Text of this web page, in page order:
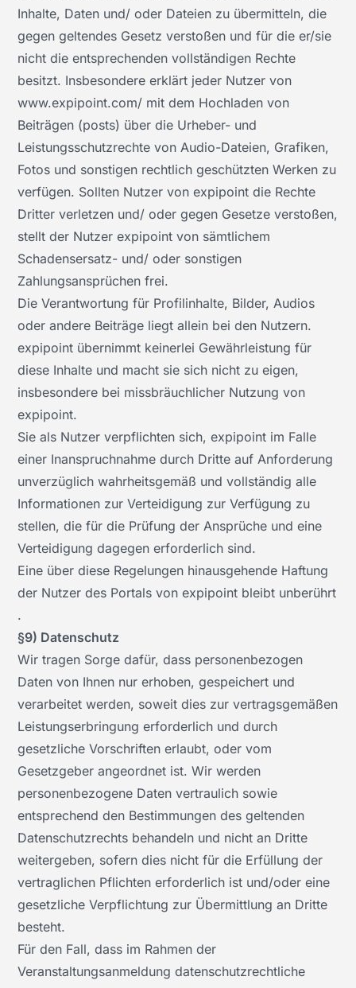
Inhalte, Daten und/ oder Dateien zu übermitteln, die
gegen geltendes Gesetz verstoßen und für die er/sie
nicht die entsprechenden vollständigen Rechte
besitzt. Insbesondere erklärt jeder Nutzer von
www.expipoint.com/ mit dem Hochladen von
Beiträgen (posts) über die Urheber- und
Leistungsschutzrechte von Audio-Dateien, Grafiken,
Fotos und sonstigen rechtlich geschützten Werken zu
verfügen. Sollten Nutzer von expipoint die Rechte
Dritter verletzen und/ oder gegen Gesetze verstoßen,
stellt der Nutzer expipoint von sämtlichem
Schadensersatz- und/ oder sonstigen
Zahlungsansprüchen frei.
Die Verantwortung für Profilinhalte, Bilder, Audios
oder andere Beiträge liegt allein bei den Nutzern.
expipoint übernimmt keinerlei Gewährleistung für
diese Inhalte und macht sie sich nicht zu eigen,
insbesondere bei missbräuchlicher Nutzung von
expipoint.
Sie als Nutzer verpflichten sich, expipoint im Falle
einer Inanspruchnahme durch Dritte auf Anforderung
unverzüglich wahrheitsgemäß und vollständig alle
Informationen zur Verteidigung zur Verfügung zu
stellen, die für die Prüfung der Ansprüche und eine
Verteidigung dagegen erforderlich sind.
Eine über diese Regelungen hinausgehende Haftung
der Nutzer des Portals von expipoint bleibt unberührt
.
§9) Datenschutz
Wir tragen Sorge dafür, dass personenbezogen
Daten von Ihnen nur erhoben, gespeichert und
verarbeitet werden, soweit dies zur vertragsgemäßen
Leistungserbringung erforderlich und durch
gesetzliche Vorschriften erlaubt, oder vom
Gesetzgeber angeordnet ist. Wir werden
personenbezogene Daten vertraulich sowie
entsprechend den Bestimmungen des geltenden
Datenschutzrechts behandeln und nicht an Dritte
weitergeben, sofern dies nicht für die Erfüllung der
vertraglichen Pflichten erforderlich ist und/oder eine
gesetzliche Verpflichtung zur Übermittlung an Dritte
besteht.
Für den Fall, dass im Rahmen der
Veranstaltungsanmeldung datenschutzrechtliche